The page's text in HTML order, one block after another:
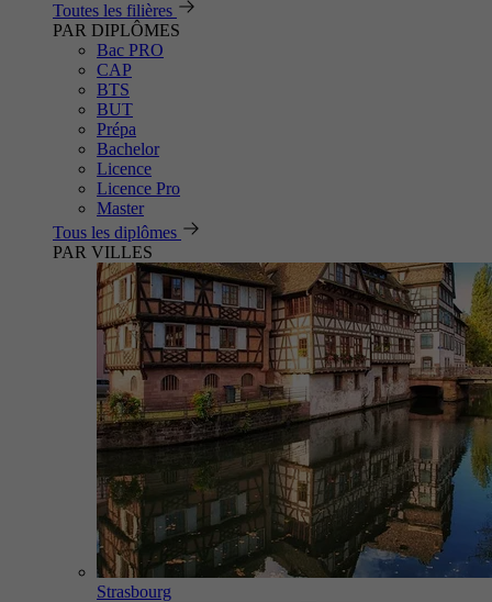
Toutes les filières
PAR DIPLÔMES
Bac PRO
CAP
BTS
BUT
Prépa
Bachelor
Licence
Licence Pro
Master
Tous les diplômes
PAR VILLES
Strasbourg